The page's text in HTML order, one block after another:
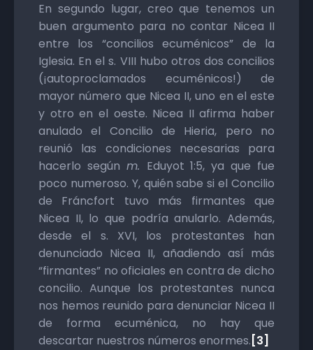
En segundo lugar, creo que tenemos un
buen argumento para no contar Nicea II
entre los “concilios ecuménicos” de la
Iglesia. En el s. VIII hubo otros dos concilios
(¡autoproclamados ecuménicos!) de
mayor número que Nicea II, uno en el este
y otro en el oeste. Nicea II afirma haber
anulado el Concilio de Hieria, pero no
reunió las condiciones necesarias para
hacerlo según m. Eduyot 1:5, ya que fue
poco numeroso. Y, quién sabe si el Concilio
de Fráncfort tuvo más firmantes que
Nicea II, lo que podría anularlo. Además,
desde el s. XVI, los protestantes han
denunciado Nicea II, añadiendo así más
“firmantes” no oficiales en contra de dicho
concilio. Aunque los protestantes nunca
nos hemos reunido para denunciar Nicea II
de forma ecuménica, no hay que
descartar nuestros números enormes. [3]